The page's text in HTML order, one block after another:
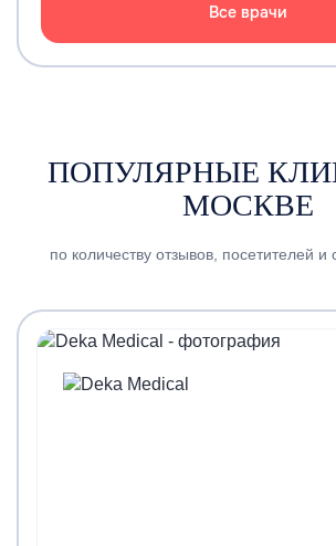
Все врачи
ПОПУЛЯРНЫЕ
МОСКВЕ
по количеству отзывов, посетителей и